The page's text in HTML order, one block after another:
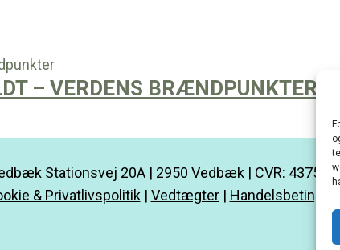
– VERDENS BRÆNDPUNKTER
Stationsvej 20A | 2950 Vedbæk | CVR:
& Privatlivspolitik| Vedtægter|